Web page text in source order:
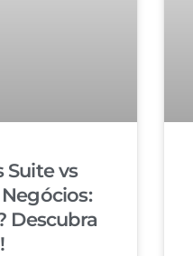
Suite vs
Descubra